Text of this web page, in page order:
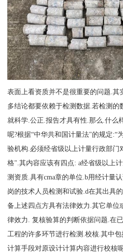
表面上看资质并不是很重要的问题.其
多结论都要依赖于检测数据.若检测
就科学.公正.报告才具有性.那么.什么
呢?根据“中华共和国计量法"的规定:“
验机构.必须经省级以上计量行政部门
格".其内容应该有四点: a经省级以上
测资质.具有cma章的单位.b用经计量
岗的技术人员检测和试验.d在其出具
备上述四点方具有法律效力.其它单位
律效力. 复核验算的判断依据问题.在
工程的许多环节进行检测.校核.其中
计算手段对原设计计算内容进行校核